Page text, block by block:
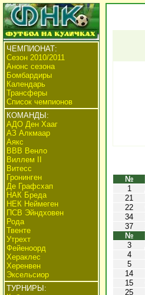
ЧЕМПИОНАТ:
Сезон 2010/2011
Анонс сезона
Бомбардиры
Календарь
Трансферы
Список чемпионов
КОМАНДЫ:
АДО Ден Хааг
АЗ Алкмаар
Аякс
ВВВ Венло
Виллем II
Витесс
Гронинген
Де Графсхап
НАК Бреда
НЕК Неймеген
ПСВ Эйндховен
Рода
Твенте
Утрехт
Фейеноорд
Хераклес
Херенвен
Эксельсиор
ТУРНИРЫ:
№
1
21
22
34
37
№
3
4
5
14
15
25